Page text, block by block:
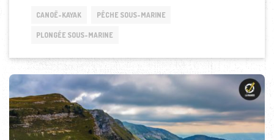
CANOË-KAYAK PÊCHE SOUS-MARINE
PLONGÉE SOUS-MARINE